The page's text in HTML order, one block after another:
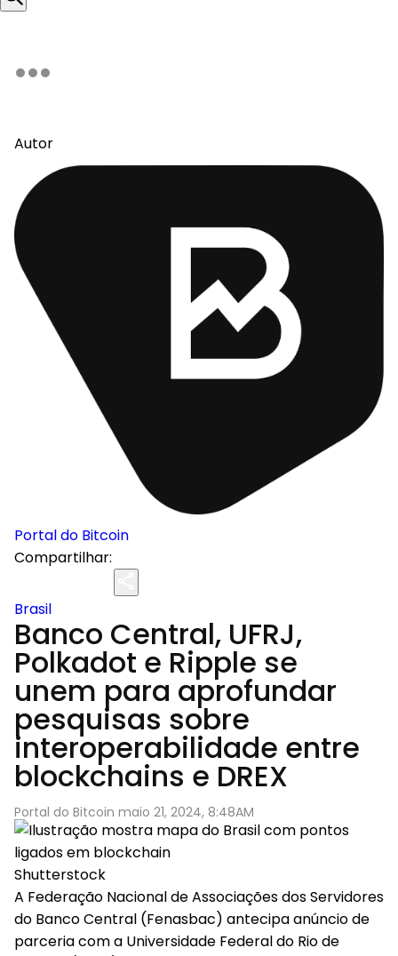
Autor
Portal do Bitcoin
Compartilhar:
Brasil
Banco Central, UFRJ,
Polkadot e Ripple se
unem para aprofundar
pesquisas sobre
interoperabilidade entre
blockchains e DREX
Portal do Bitcoin maio 21, 2024, 8:48AM
Shutterstock
A Federação Nacional de Associações dos Servidores
do Banco Central (Fenasbac) antecipa anúncio de
parceria com a Universidade Federal do Rio de